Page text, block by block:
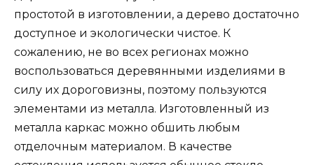
простотой в изготовлении, а дерево достаточно
доступное и экологически чистое. К
сожалению, не во всех регионах можно
воспользоваться деревянными изделиями в
силу их дороговизны, поэтому пользуются
элементами из металла. Изготовленный из
металла каркас можно обшить любым
отделочным материалом. В качестве